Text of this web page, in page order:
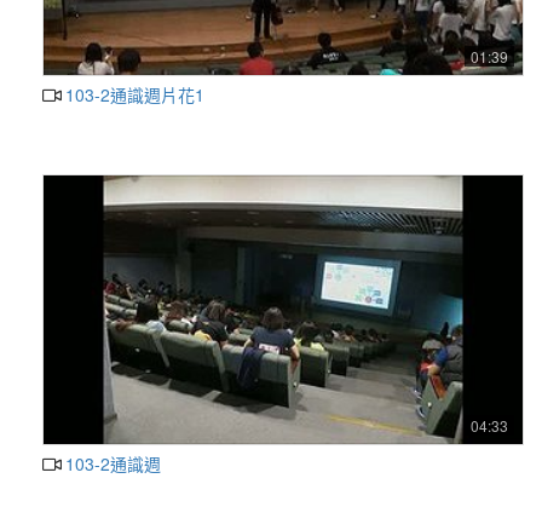
01:39
103-2通識週片花1
04:33
103-2通識週